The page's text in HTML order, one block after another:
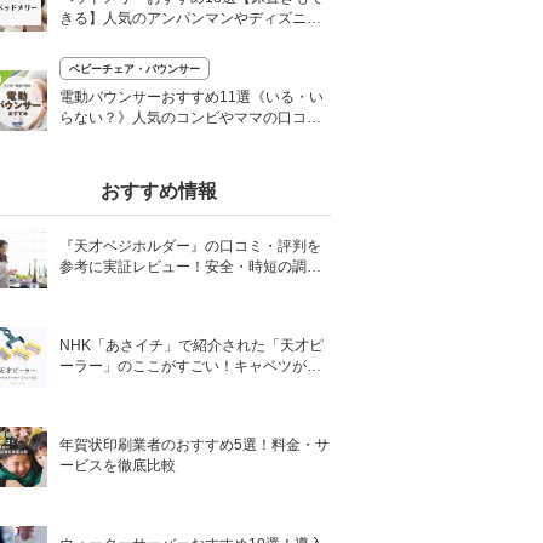
きる】人気のアンパンマンやディズニー
ベビーチェア・バウンサー
電動バウンサーおすすめ11選《いる・い
らない？》人気のコンビやママの口コミ
おすすめ情報
『天才ベジホルダー』の口コミ・評判を
参考に実証レビュー！安全・時短の調理
NHK「あさイチ」で紹介された「天才ピ
ーラー」のここがすごい！キャベツがほ
年賀状印刷業者のおすすめ5選！料金・サ
ービスを徹底比較